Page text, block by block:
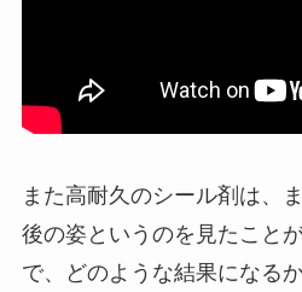
また高耐久のシール剤は、
後の姿というのを見たこと
で、どのような結果になる